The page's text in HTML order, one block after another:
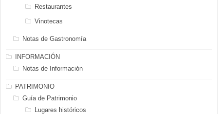
Restaurantes
Vinotecas
Notas de Gastronomía
INFORMACIÓN
Notas de Información
PATRIMONIO
Guía de Patrimonio
Lugares históricos